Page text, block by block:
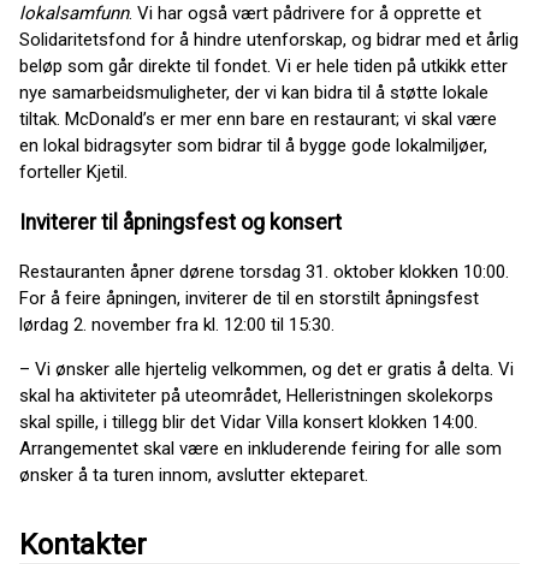
lokalsamfunn. Vi har også vært pådrivere for å opprette et
Solidaritetsfond for å hindre utenforskap, og bidrar med et årlig
beløp som går direkte til fondet. Vi er hele tiden på utkikk etter
nye samarbeidsmuligheter, der vi kan bidra til å støtte lokale
tiltak. McDonald’s er mer enn bare en restaurant; vi skal være
en lokal bidragsyter som bidrar til å bygge gode lokalmiljøer,
forteller Kjetil.
Inviterer til åpningsfest og konsert
Restauranten åpner dørene torsdag 31. oktober klokken 10:00.
For å feire åpningen, inviterer de til en storstilt åpningsfest
lørdag 2. november fra kl. 12:00 til 15:30.
– Vi ønsker alle hjertelig velkommen, og det er gratis å delta. Vi
skal ha aktiviteter på uteområdet, Helleristningen skolekorps
skal spille, i tillegg blir det Vidar Villa konsert klokken 14:00.
Arrangementet skal være en inkluderende feiring for alle som
ønsker å ta turen innom, avslutter ekteparet.
Kontakter